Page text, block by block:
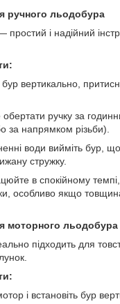
ручного льодобура
і надійний
бур вертикально,
ручку за
за напрямком різьби).
води вийміть бур,
стружку.
в спокійному
особливо якщо
моторного льодобура
підходить для
і встановіть бур